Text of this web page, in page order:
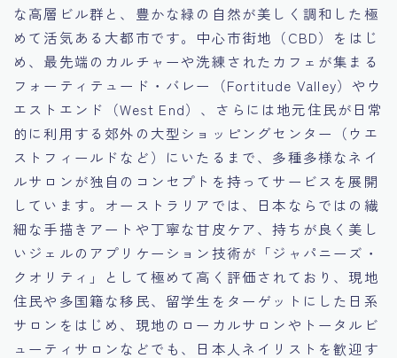
な高層ビル群と、豊かな緑の自然が美しく調和した極
めて活気ある大都市です。中心市街地（CBD）をはじ
め、最先端のカルチャーや洗練されたカフェが集まる
フォーティテュード・バレー（Fortitude Valley）やウ
エストエンド（West End）、さらには地元住民が日常
的に利用する郊外の大型ショッピングセンター（ウエ
ストフィールドなど）にいたるまで、多種多様なネイ
ルサロンが独自のコンセプトを持ってサービスを展開
しています。オーストラリアでは、日本ならではの繊
細な手描きアートや丁寧な甘皮ケア、持ちが良く美し
いジェルのアプリケーション技術が「ジャパニーズ・
クオリティ」として極めて高く評価されており、現地
住民や多国籍な移民、留学生をターゲットにした日系
サロンをはじめ、現地のローカルサロンやトータルビ
ューティサロンなどでも、日本人ネイリストを歓迎す